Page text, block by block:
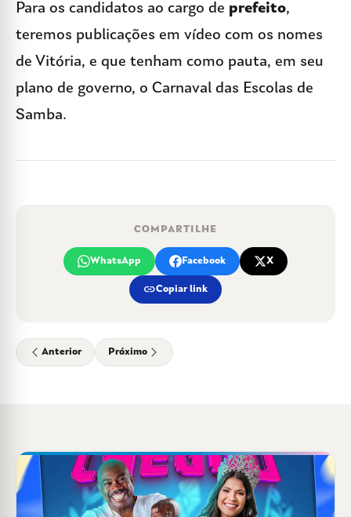
Para os candidatos ao cargo de prefeito,
teremos publicações em vídeo com os nomes
de Vitória, e que tenham como pauta, em seu
plano de governo, o Carnaval das Escolas de
Samba.
COMPARTILHE
WhatsApp Facebook X
linkCopiar link
Anterior Próximo